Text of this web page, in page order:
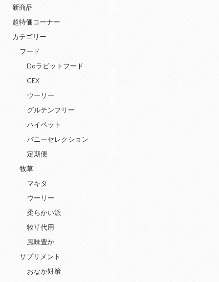
新商品
超特価コーナー
カテゴリー
フード
Doラビットフード
GEX
ウーリー
グルテンフリー
ハイペット
バニーセレクション
定期便
牧草
マキタ
ウーリー
柔らかい派
牧草代用
風味豊か
サプリメント
おなか対策